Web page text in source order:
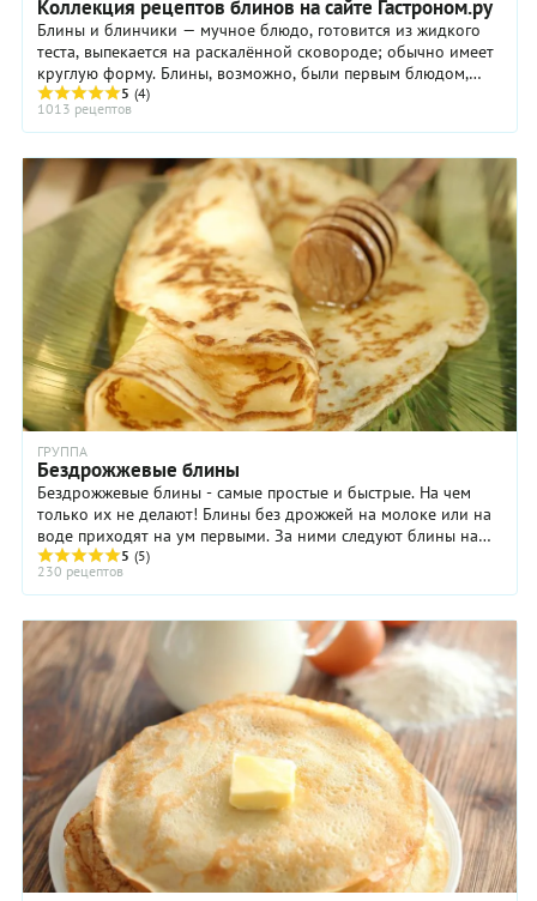
Коллекция рецептов блинов на сайте Гастроном.ру
Блины и блинчики — мучное блюдо, готовится из жидкого
теста, выпекается на раскалённой сковороде; обычно имеет
круглую форму. Блины, возможно, были первым блюдом,
которое стали готовить из муки. ...
5 (4)
1013 рецептов
ГРУППА
Бездрожжевые блины
Бездрожжевые блины - самые простые и быстрые. На чем
только их не делают! Блины без дрожжей на молоке или на
воде приходят на ум первыми. За ними следуют блины на
кефире, простокваше, йогурте, ряженке ...
5 (5)
230 рецептов